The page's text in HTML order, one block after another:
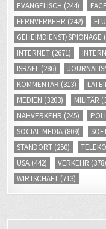
EVANGELISCH (244)
FERNVERKEHR (242)
GEHEIMDIENST/SPIONAGE
INTERNET (2671)
ISRAEL (286)
KOMMENTAR (313)
MEDIEN (3203) MILITÄR
NAHVERKEHR (245)
SOCIAL MEDIA (809)
STANDORT (250)
USA (442) VERKEHR (378)
WIRTSCHAFT (713)